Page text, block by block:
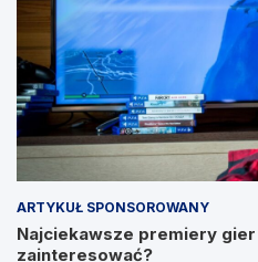
ARTYKUŁ SPONSOROWANY
Najciekawsze premiery
zainteresować?